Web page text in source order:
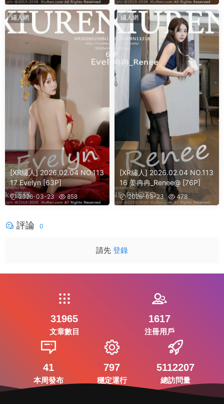
繡人網
[XR繡人] 2026.02.04 NO.113
17 Evelyn [63P]
2026-03-23 858
繡人網
[XR繡人] 2026.02.04 NO.113
16 姜冉冉_Renee@ [76P]
2026-03-23 478
評論 0
請先 登錄
31965
文章數目
1617
注冊用戶
41
本周發布
797
穩定運行
5112207
總訪問量